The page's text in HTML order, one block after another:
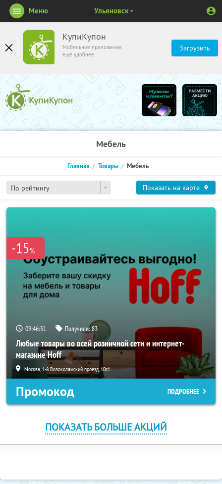
КупиКупон
Мобильное приложение
ещё удобнее
Загрузить
Меню Ульяновск
Мебель
По рейтингу
Главная Товары Мебель
Показать на карте
-15%
09:46:51 Получили:83
Любые товары во всей розничной сети и интернет-
магазине Hoff
Москва, 1-й Волоколамский проезд, 10с1
Промокод ПОДРОБНЕЕ
ПОКАЗАТЬ БОЛЬШЕ АКЦИЙ